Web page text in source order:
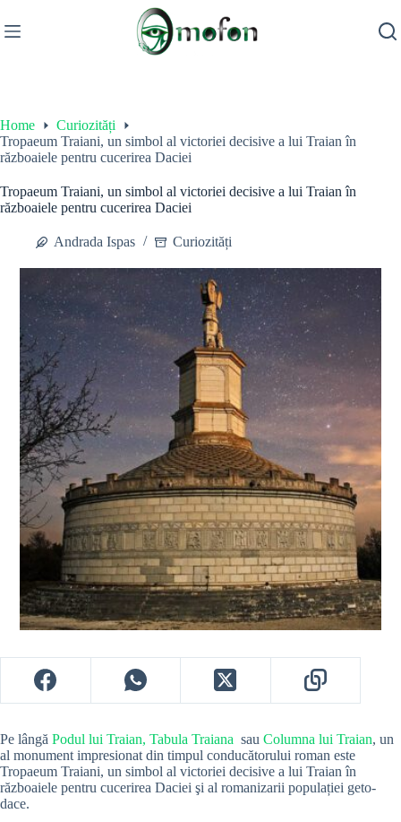
to
content
Home
Curiozități
Tropaeum Traiani, un simbol al victoriei decisive a lui Traian în
războaiele pentru cucerirea Daciei
Tropaeum Traiani, un simbol al victoriei decisive a lui Traian în
războaiele pentru cucerirea Daciei
Andrada Ispas Curiozități
Pe lângă Podul lui Traian, Tabula Traiana sau Columna lui Traian, un
al monument impresionat din timpul conducătorului roman este
Tropaeum Traiani, un simbol al victoriei decisive a lui Traian în
războaiele pentru cucerirea Daciei şi al romanizarii populației geto-
dace.